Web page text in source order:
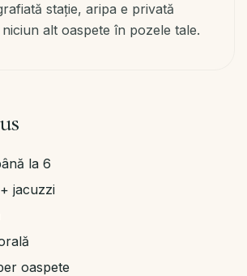
stație, aripa e privată
alt oaspete în pozele tale.
la 6
jacuzzi
oaspete